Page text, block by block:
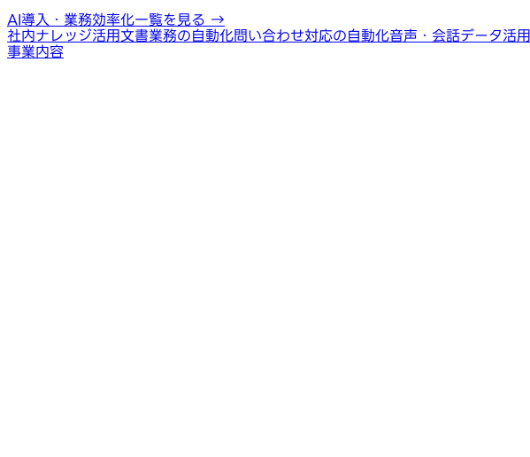
AI導入・業務効率化一覧を見る →
社内ナレッジ活用文書業務の自動化問い合わせ対応の自動化音声・会話データ活用
事業内容